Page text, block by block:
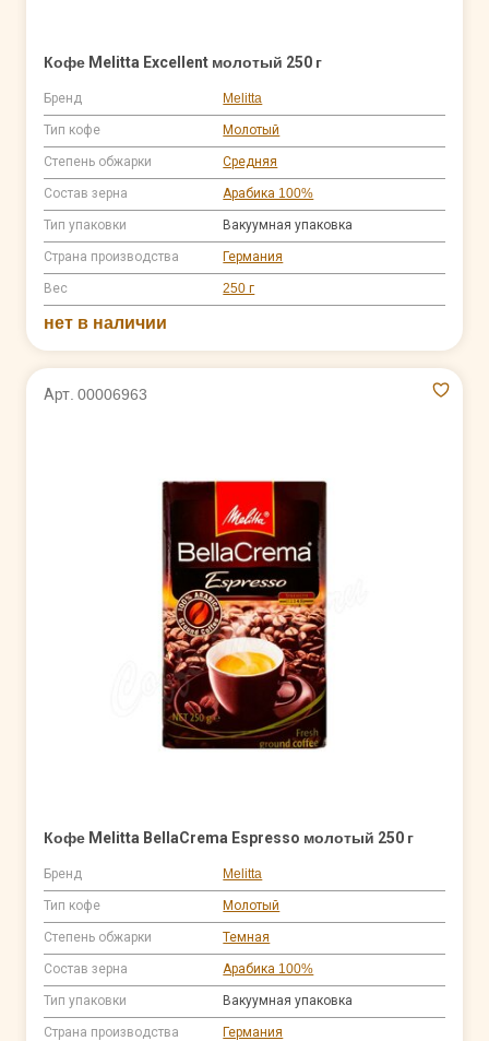
Кофе Melitta Excellent молотый 250 г
Бренд Melitta
Тип кофе Молотый
Степень обжарки Средняя
Состав зерна Арабика 100%
Тип упаковки Вакуумная упаковка
Страна производства Германия
Вес 250 г
нет в наличии
Арт. 00006963
Кофе Melitta BellaCrema Espresso молотый 250 г
Бренд Melitta
Тип кофе Молотый
Степень обжарки Темная
Состав зерна Арабика 100%
Тип упаковки Вакуумная упаковка
Страна производства Германия